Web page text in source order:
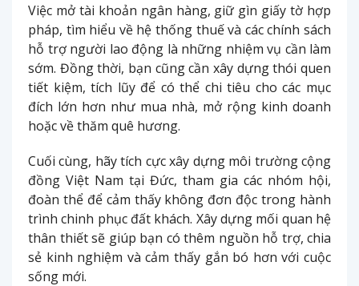
Việc mở tài khoản ngân hàng, giữ gìn giấy tờ hợp
pháp, tìm hiểu về hệ thống thuế và các chính sách
hỗ trợ người lao động là những nhiệm vụ cần làm
sớm. Đồng thời, bạn cũng cần xây dựng thói quen
tiết kiệm, tích lũy để có thể chi tiêu cho các mục
đích lớn hơn như mua nhà, mở rộng kinh doanh
hoặc về thăm quê hương.
Cuối cùng, hãy tích cực xây dựng môi trường cộng
đồng Việt Nam tại Đức, tham gia các nhóm hội,
đoàn thể để cảm thấy không đơn độc trong hành
trình chinh phục đất khách. Xây dựng mối quan hệ
thân thiết sẽ giúp bạn có thêm nguồn hỗ trợ, chia
sẻ kinh nghiệm và cảm thấy gắn bó hơn với cuộc
sống mới.